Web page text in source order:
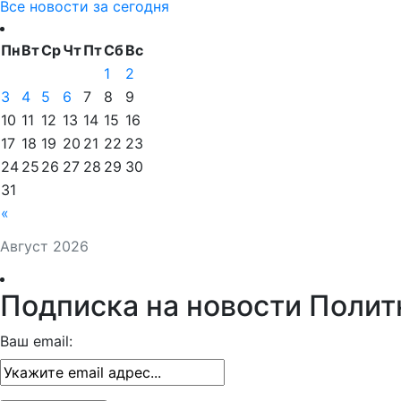
Все новости за сегодня
Август 2026
ПнВтСрЧтПтСбВс
«
1
2
3
4 5 6 7 8
9
10 11 12 13 14 15 16
17 18 19 20 21 22 23
24 25 26 27 28 29 30
31
Подписка на новости
Ваш email: